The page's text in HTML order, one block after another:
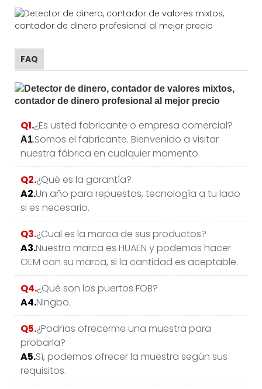
FAQ
Q1.¿Es usted fabricante o empresa comercial?
A1.Somos el fabricante. Bienvenido a visitar
nuestra fábrica en cualquier momento.
Q2.¿Qué es la garantía?
A2.Un año para repuestos, tecnología a tu lado
si es necesario.
Q3.¿Cual es la marca de sus productos?
A3.Nuestra marca es HUAEN y podemos hacer
OEM con su marca, si la cantidad es aceptable.
Q4.¿Qué son los puertos FOB?
A4.Ningbo.
Q5.¿Podrías ofrecerme una muestra para
probarla?
A5.Sí, podemos ofrecer la muestra según sus
requisitos.